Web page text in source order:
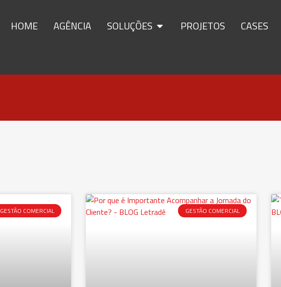
HOME AGÊNCIA SOLUÇÕES PROJETOS CASES
GESTÃO COMERCIAL GESTÃO COMERCIAL